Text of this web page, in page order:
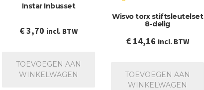
Instar Inbusset
€3,70 incl. BTW
TOEVOEGEN AAN
WINKELWAGEN
Wisvo torx stiftsleutelset
8-delig
€ 14,16 incl. BTW
TOEVOEGEN AAN
WINKELWAGEN